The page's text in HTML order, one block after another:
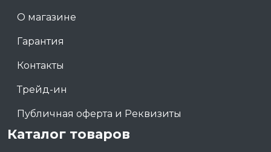
О магазине
Гарантия
Контакты
Трейд-ин
Публичная оферта и Реквизиты
Каталог товаров